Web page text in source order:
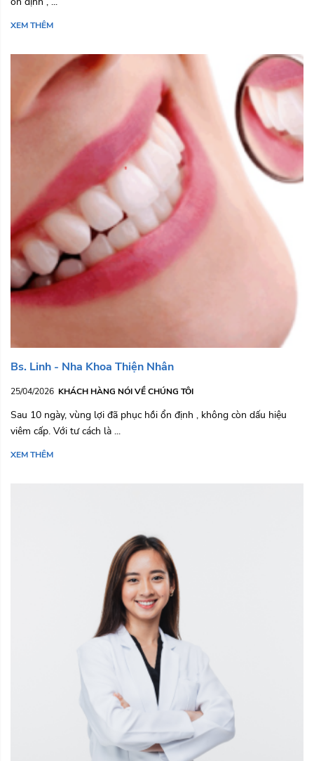
XEM THÊM
Bs. Linh - Nha Khoa Thiện Nhân
25/04/2026 KHÁCH HÀNG NÓI VỀ CHÚNG TÔI
Sau 10 ngày, vùng lợi đã phục hồi ổn định , không còn dấu hiệu
viêm cấp. Với tư cách là ...
XEM THÊM